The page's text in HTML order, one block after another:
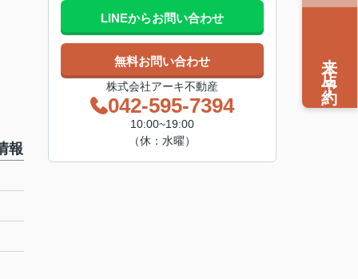
報
LINEからお問い合わせ
無料お問い合わせ
株式会社アーキ不動産
042-595-7394
10:00~19:00
（休：水曜）
来店予約